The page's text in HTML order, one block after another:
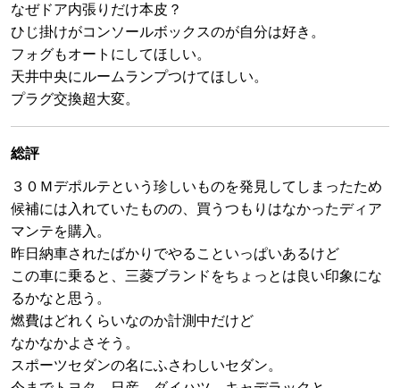
なぜドア内張りだけ本皮？
ひじ掛けがコンソールボックスのが自分は好き。
フォグもオートにしてほしい。
天井中央にルームランプつけてほしい。
プラグ交換超大変。
総評
３０Ｍデポルテという珍しいものを発見してしまったため
候補には入れていたものの、買うつもりはなかったディア
マンテを購入。
昨日納車されたばかりでやることいっぱいあるけど
この車に乗ると、三菱ブランドをちょっとは良い印象にな
るかなと思う。
燃費はどれくらいなのか計測中だけど
なかなかよさそう。
スポーツセダンの名にふさわしいセダン。